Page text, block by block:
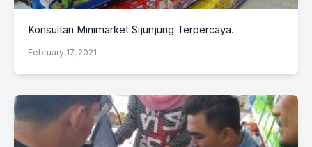
Konsultan Minimarket Sijunjung Terpercaya.
February 17, 2021